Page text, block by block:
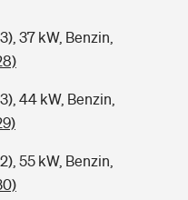
37 kW, Benzin,
44 kW, Benzin,
55 kW, Benzin,